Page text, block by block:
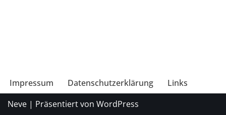
Impressum Datenschutzerklärung
Links
Neve | Präsentiert von WordPress